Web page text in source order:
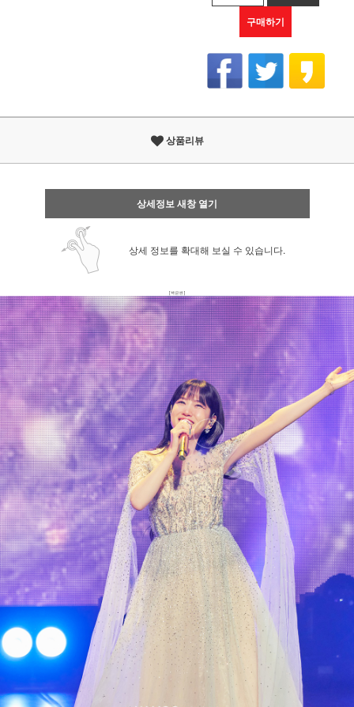
구매하기
상품리뷰
상세정보 새창 열기
상세 정보를 확대해 보실 수 있습니다.